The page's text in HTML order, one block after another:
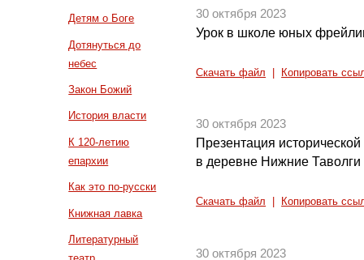
Детям о Боге
Дотянуться до
небес
Закон Божий
История власти
К 120-летию
епархии
Как это по-русски
Книжная лавка
Литературный
30 октября 2023
Урок в школе юных
Скачать файл Копировать
30 октября 2023
Презентация
в деревне Нижние Таволги
Скачать файл Копировать
30 октября 2023